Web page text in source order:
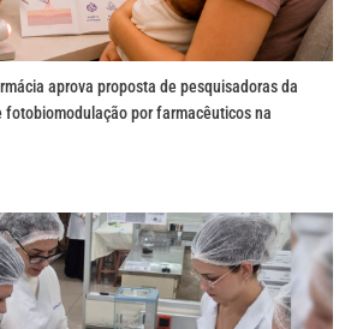
aprova proposta de pesquisadoras da
fotobiomodulação por farmacêuticos na